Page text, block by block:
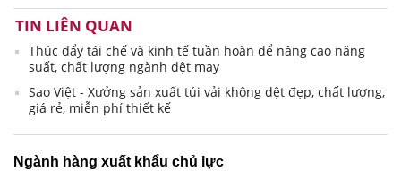
TIN LIÊN QUAN
Thúc đẩy tái chế và kinh tế tuần hoàn để nâng cao năng
suất, chất lượng ngành dệt may
Sao Việt - Xưởng sản xuất túi vải không dệt đẹp, chất lượng,
giá rẻ, miễn phí thiết kế
Ngành hàng xuất khẩu chủ lực